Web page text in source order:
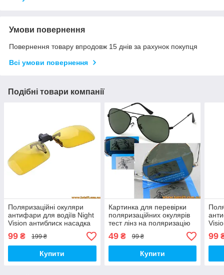
Умови повернення
Повернення товару впродовж 15 днів за рахунок покупця
Всі умови повернення
Подібні товари компанії
Поляризаційні окуляри
антифари для водіїв Night
Vision антиблиск насадка
кліпса на окуляри з
діоптріями 130х38мм (M)
99 ₴ 199 ₴
Купити
Картинка для перевірки
поляризаційних окулярів
тест лінз на поляризацію
49₴ 99 ₴
Купити
99